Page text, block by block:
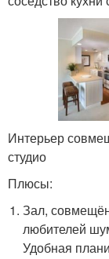
Интерьер
студио
Плюсы:
Зал,
любителей
Удобная